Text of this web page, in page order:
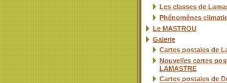
Les classes de
Phénomènes
Le MASTROU
Galerie
Cartes postales de
Nouvelles cartes
LAMASTRE
Cartes postales de